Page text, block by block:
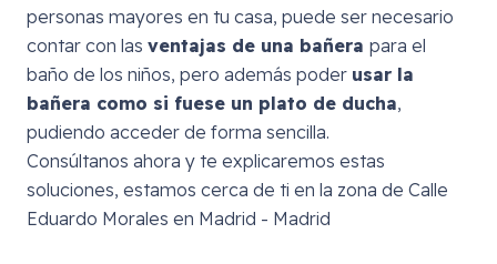
personas mayores en tu casa, puede ser necesario
contar con las ventajas de una bañera para el
baño de los niños, pero además poder usar la
bañera como si fuese un plato de ducha,
pudiendo acceder de forma sencilla.
Consúltanos ahora y te explicaremos estas
soluciones, estamos cerca de ti en la zona de Calle
Eduardo Morales en Madrid - Madrid